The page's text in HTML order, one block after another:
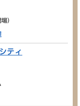
）
ティ